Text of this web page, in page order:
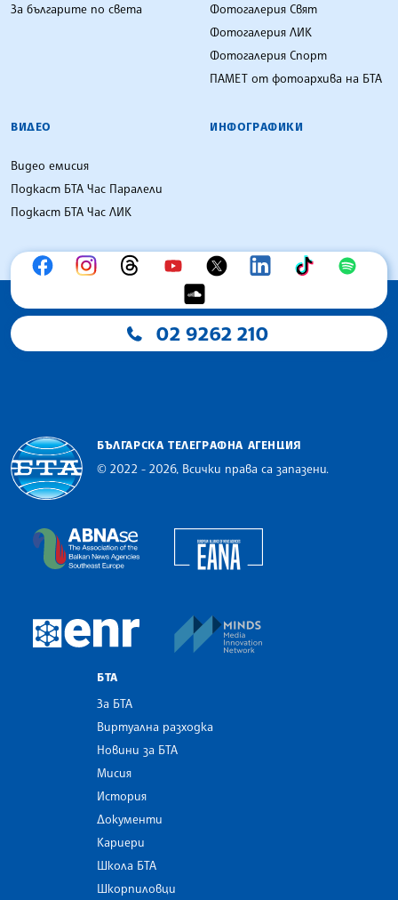
За българите по света
Фотогалерия Свят
Фотогалерия ЛИК
Фотогалерия Спорт
ПАМЕТ от фотоархива на БТА
ВИДЕО
Видео емисия
Подкаст БТА Час Паралели
Подкаст БТА Час ЛИК
ИНФОГРАФИКИ
02 9262 210
БЪЛГАРСКА ТЕЛЕГРАФНА АГЕНЦИЯ
© 2022 - 2026, Всички права са запазени.
The Assocoation of the Balkan News Agencies
European Newsroom
БТА
За БТА
Виртуална разходка
Новини за БТА
Мисия
История
Документи
Кариери
Школа БТА
Шкорпиловци